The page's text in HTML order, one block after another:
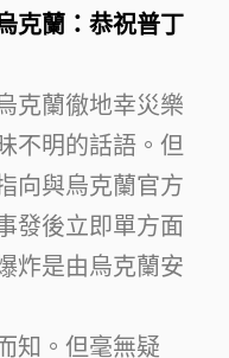
克蘭：恭祝普丁
克蘭徹地幸災樂
不明的話語。但
向與烏克蘭官方
發後立即單方面
炸是由烏克蘭安
知。但毫無疑